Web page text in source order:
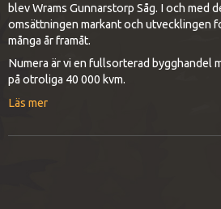
blev Wrams Gunnarstorp Såg. I och med
omsättningen markant och utvecklingen
många år framåt.
Numera är vi en fullsorterad bygghandel
på otroliga 40 000 kvm.
Läs mer